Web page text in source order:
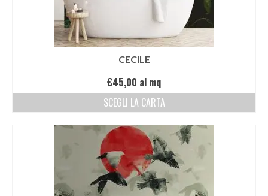
CECILE
€45,00 al mq
SCEGLI LA CARTA